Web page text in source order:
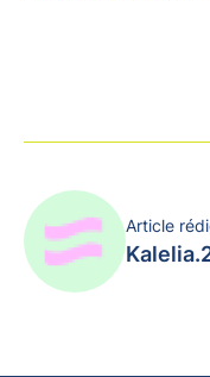
Article